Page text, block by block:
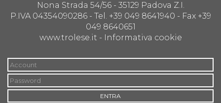
Nona Strada 54/56 - 35129 Padova Z.I.
P.IVA 04354090286 - Tel. +39 049 8641940 - Fax +39
049 8640651
www.trolese.it - Informativa cookie
ENTRA